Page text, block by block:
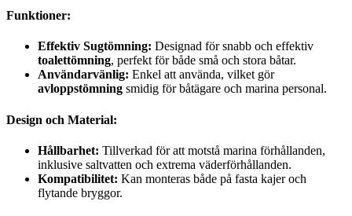
Funktioner:
Effektiv Sugtömning: Designad för snabb och effektiv
toalettömning, perfekt för både små och stora båtar.
Användarvänlig: Enkel att använda, vilket gör
avloppstömning smidig för båtägare och marina personal.
Design och Material:
Hållbarhet: Tillverkad för att motstå marina förhållanden,
inklusive saltvatten och extrema väderförhållanden.
Kompatibilitet: Kan monteras både på fasta kajer och
flytande bryggor.